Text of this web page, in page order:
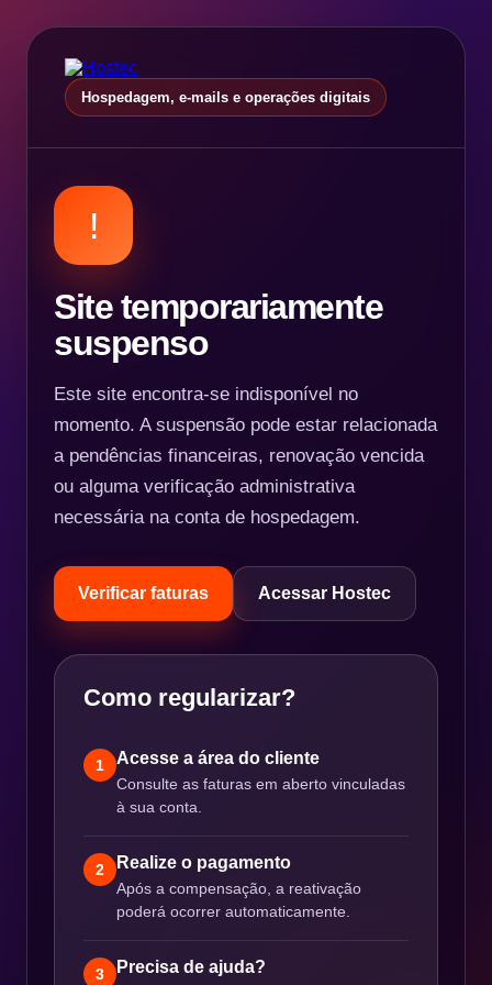
Hospedagem, e-mails e operações digitais
!
Site temporariamente
suspenso
Este site encontra-se indisponível no
momento. A suspensão pode estar relacionada
a pendências financeiras, renovação vencida
ou alguma verificação administrativa
necessária na conta de hospedagem.
Verificar faturas Acessar Hostec
Como regularizar?
1 Acesse a área do cliente
Consulte as faturas em aberto vinculadas
à sua conta.
2 Realize o pagamento
Após a compensação, a reativação
poderá ocorrer automaticamente.
3 Precisa de ajuda?